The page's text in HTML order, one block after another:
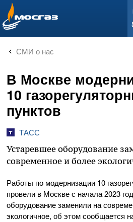
info@mos-gaz.ru
СМИ о нас
В Москве
10
пунктов
ТАСС
Устаревшее оборудование
современное и более
Работы по модернизации 10
провели в Москве с начала 2023
оборудование заменили на
экологичное, об этом сообщается